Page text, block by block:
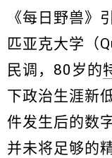
《每日野兽》
匹亚克大学（
民调，80岁的
下政治生涯新
件发生后的数
并未将足够的